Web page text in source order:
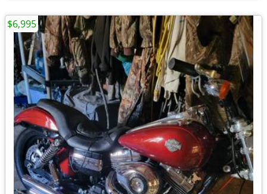
$6,995